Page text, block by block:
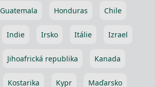
Guatemala Honduras Chile
Indie Irsko Itálie Izrael
Jihoafrická republika Kanada
Kostarika Kypr Maďarsko